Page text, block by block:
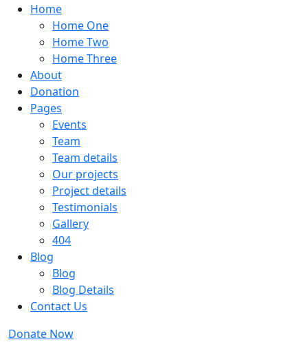
Home
Home One
Home Two
Home Three
About
Donation
Pages
Events
Team
Team details
Our projects
Project details
Testimonials
Gallery
404
Blog
Blog
Blog Details
Contact Us
Donate Now